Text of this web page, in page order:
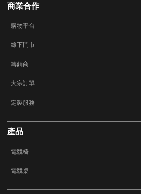
商業合作
購物平台
線下門市
轉銷商
大宗訂單
定製服務
產品
電競椅
電競桌